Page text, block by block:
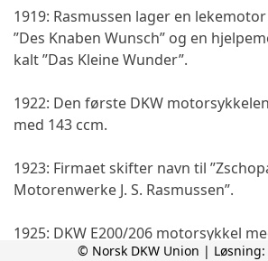
1919: Rasmussen lager en
”Des Knaben Wunsch” og en
kalt ”Das Kleine Wunder”.
1922: Den første DKW
med 143 ccm.
1923: Firmaet skifter navn til
Motorenwerke J. S. Rasmussen”.
1925: DKW E200/206 motorsykkel
© Norsk DKW Union | Løsning: